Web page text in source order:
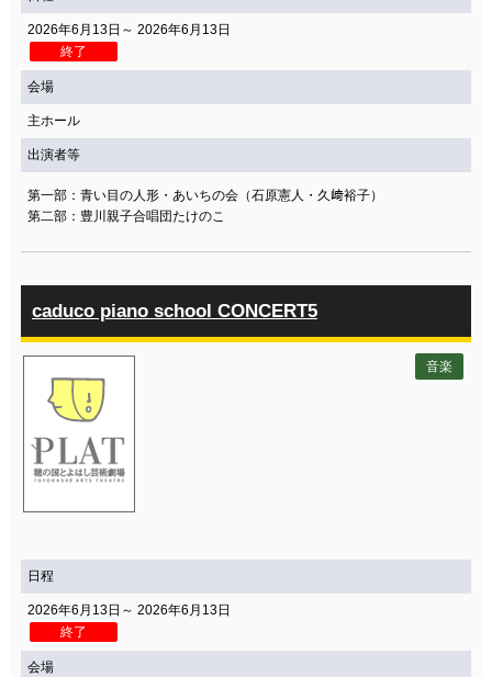
2026年6月13日～ 2026年6月13日
終了
会場
主ホール
出演者等
第一部：青い目の人形・あいちの会（石原憲人・久﨑裕子）
第二部：豊川親子合唱団たけのこ
caduco piano school CONCERT5
音楽
日程
2026年6月13日～ 2026年6月13日
終了
会場